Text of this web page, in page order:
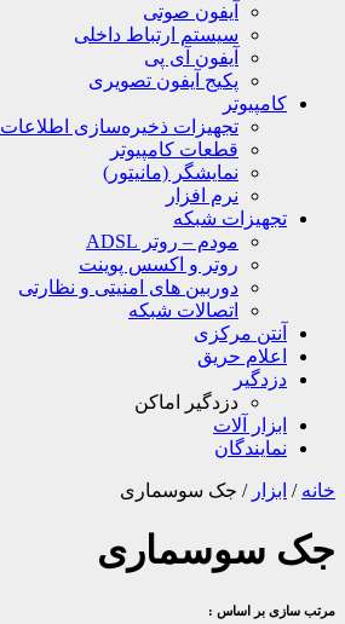
آیفون صوتی
سیستم ارتباط داخلی
آیفون آی پی
پکیج آیفون تصویری
کامپیوتر
تجهیزات ذخیره‌سازی اطلاعات
قطعات کامپیوتر
نمایشگر (مانیتور)
نرم افزار
تجهیزات شبکه
مودم – روتر ADSL
روتر و اکسس پوینت
دوربین های امنیتی و نظارتی
اتصالات شبکه
آنتن مرکزی
اعلام حریق
دزدگیر
دزدگیر اماکن
ابزار آلات
نمایندگان
خانه / ابزار / جک سوسماری
جک سوسماری
مرتب سازی بر اساس :